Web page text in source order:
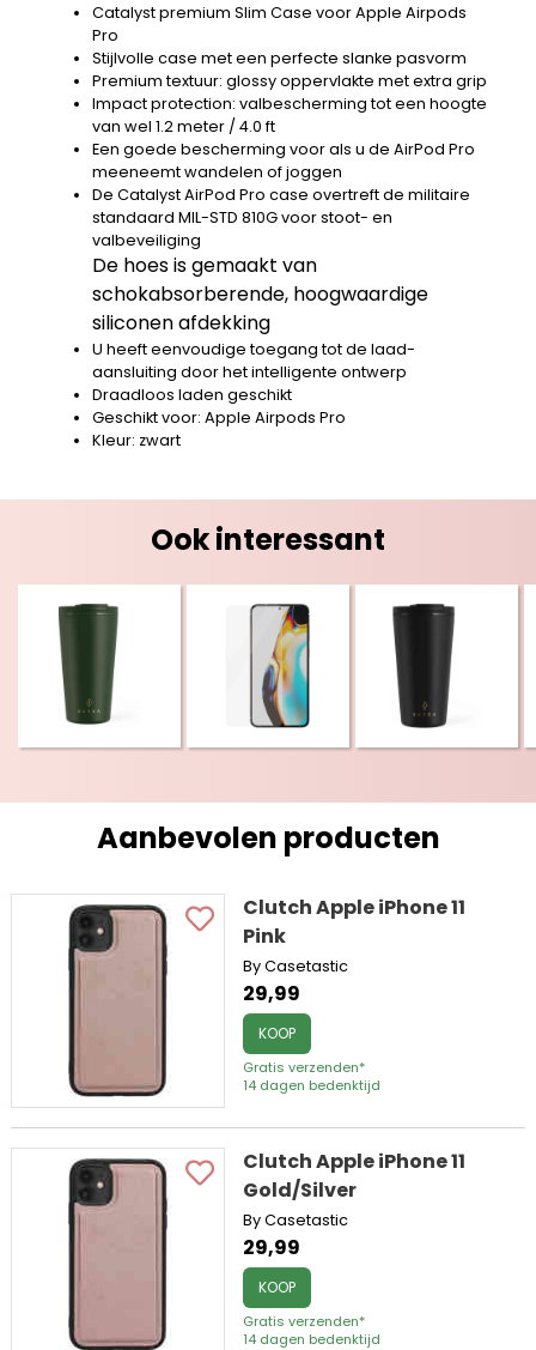
Catalyst premium Slim Case voor Apple Airpods
Pro
Stijlvolle case met een perfecte slanke pasvorm
Premium textuur: glossy oppervlakte met extra grip
Impact protection: valbescherming tot een hoogte
van wel 1.2 meter / 4.0 ft
Een goede bescherming voor als u de AirPod Pro
meeneemt wandelen of joggen
De Catalyst AirPod Pro case overtreft de militaire
standaard MIL-STD 810G voor stoot- en
valbeveiliging
De hoes is gemaakt van
schokabsorberende, hoogwaardige
siliconen afdekking
U heeft eenvoudige toegang tot de laad-
aansluiting door het intelligente ontwerp
Draadloos laden geschikt
Geschikt voor: Apple Airpods Pro
Kleur: zwart
Ook interessant
Aanbevolen producten
Clutch Apple iPhone 11
Pink
By Casetastic
29,99
KOOP
Gratis verzenden*
14 dagen bedenktijd
Clutch Apple iPhone 11
Gold/Silver
By Casetastic
29,99
KOOP
Gratis verzenden*
14 dagen bedenktijd